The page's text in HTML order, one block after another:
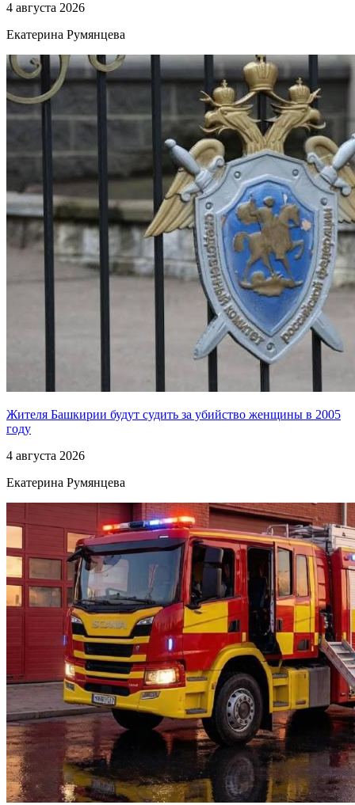
4 августа 2026
Екатерина Румянцева
Жителя Башкирии будут судить за убийство женщины в 2005
году
4 августа 2026
Екатерина Румянцева